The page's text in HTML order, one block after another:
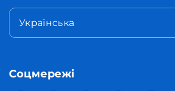
Українська
Соцмережі